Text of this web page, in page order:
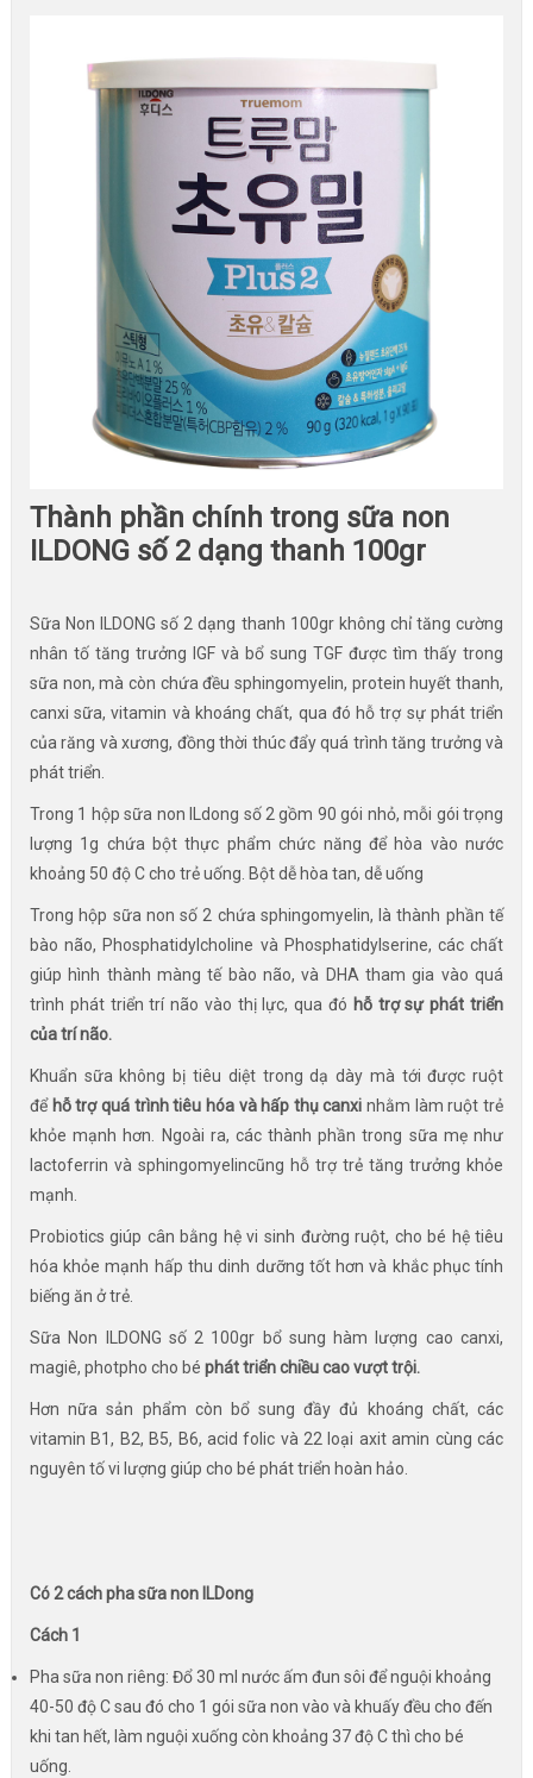
Thành phần chính trong sữa non
ILDONG số 2 dạng thanh 100gr
Sữa Non ILDONG số 2 dạng thanh 100gr không chỉ tăng cường
nhân tố tăng trưởng IGF và bổ sung TGF được tìm thấy trong
sữa non, mà còn chứa đều sphingomyelin, protein huyết thanh,
canxi sữa, vitamin và khoáng chất, qua đó hỗ trợ sự phát triển
của răng và xương, đồng thời thúc đẩy quá trình tăng trưởng và
phát triển.
Trong 1 hộp sữa non ILdong số 2 gồm 90 gói nhỏ, mỗi gói trọng
lượng 1g chứa bột thực phẩm chức năng để hòa vào nước
khoảng 50 độ C cho trẻ uống. Bột dễ hòa tan, dễ uống
Trong hộp sữa non số 2 chứa sphingomyelin, là thành phần tế
bào não, Phosphatidylcholine và Phosphatidylserine, các chất
giúp hình thành màng tế bào não, và DHA tham gia vào quá
trình phát triển trí não vào thị lực, qua đó hỗ trợ sự phát triển
của trí não.
Khuẩn sữa không bị tiêu diệt trong dạ dày mà tới được ruột
để hỗ trợ quá trình tiêu hóa và hấp thụ canxi nhằm làm ruột trẻ
khỏe mạnh hơn. Ngoài ra, các thành phần trong sữa mẹ như
lactoferrin và sphingomyelincũng hỗ trợ trẻ tăng trưởng khỏe
mạnh.
Probiotics giúp cân bằng hệ vi sinh đường ruột, cho bé hệ tiêu
hóa khỏe mạnh hấp thu dinh dưỡng tốt hơn và khắc phục tính
biếng ăn ở trẻ.
Sữa Non ILDONG số 2 100gr bổ sung hàm lượng cao canxi,
magiê, photpho cho bé phát triển chiều cao vượt trội.
Hơn nữa sản phẩm còn bổ sung đầy đủ khoáng chất, các
vitamin B1, B2, B5, B6, acid folic và 22 loại axit amin cùng các
nguyên tố vi lượng giúp cho bé phát triển hoàn hảo.
Có 2 cách pha sữa non ILDong
Cách 1
Pha sữa non riêng: Đổ 30 ml nước ấm đun sôi để nguội khoảng
40-50 độ C sau đó cho 1 gói sữa non vào và khuấy đều cho đến
khi tan hết, làm nguội xuống còn khoảng 37 độ C thì cho bé
uống.